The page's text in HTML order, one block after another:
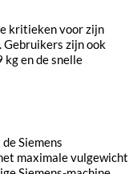
kritieken voor zijn
zijn ook
en de snelle
Siemens
maximale vulgewicht